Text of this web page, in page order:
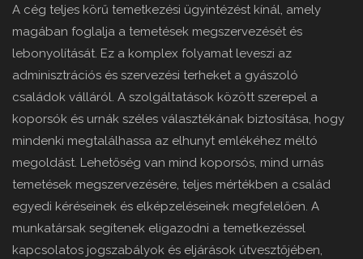
A cég teljes körű temetkezési ügyintézést kínál, amely
magában foglalja a temetések megszervezését és
lebonyolítását. Ez a komplex folyamat leveszi az
adminisztrációs és szervezési terheket a gyászoló
családok válláról. A szolgáltatások között szerepel a
koporsók és urnák széles választékának biztosítása, hogy
mindenki megtalálhassa az elhunyt emlékéhez méltó
megoldást. Lehetőség van mind koporsós, mind urnás
temetések megszervezésére, teljes mértékben a család
egyedi kéréseinek és elképzeléseinek megfelelően. A
munkatársak segítenek eligazodni a temetkezéssel
kapcsolatos jogszabályok és eljárások útvesztőjében,